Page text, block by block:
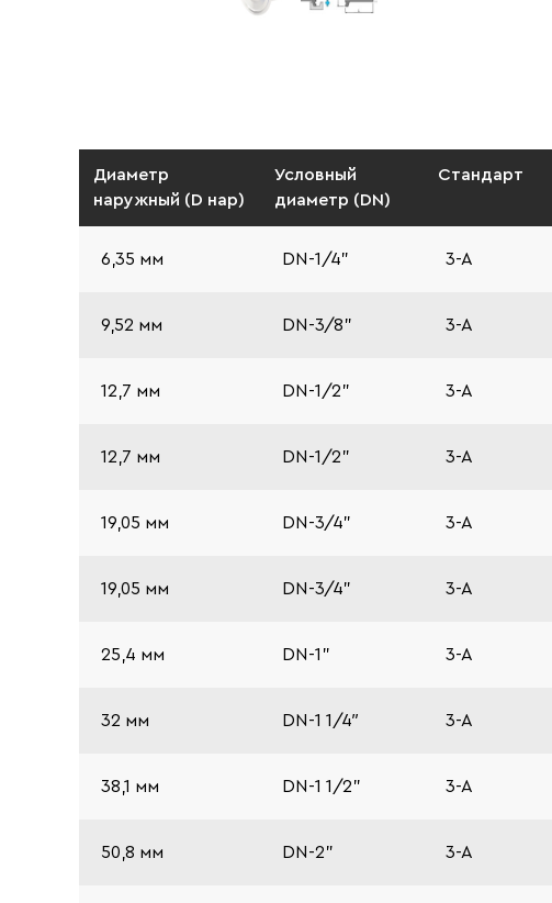
Диаметр
наружный (D нар)
Условный
диаметр (DN)
Стандарт
6,35 мм DN-1/4" 3-A
9,52 мм DN-3/8" 3-A
12,7 мм DN-1/2" 3-A
12,7 мм DN-1/2" 3-A
19,05 мм DN-3/4" 3-A
19,05 мм DN-3/4" 3-A
25,4 мм DN-1" 3-A
32 мм DN-1 1/4″ 3-A
38,1 мм DN-1 1/2" 3-A
50,8 мм DN-2" 3-A